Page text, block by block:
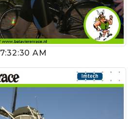
7:32:30 AM